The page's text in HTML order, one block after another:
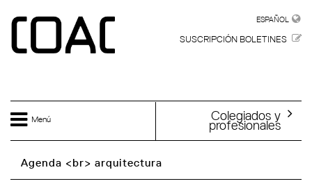
ESPAÑOL
SUSCRIPCIÓN BOLETINES
Menú Colegiados y
profesionales
Agenda <br> arquitectura